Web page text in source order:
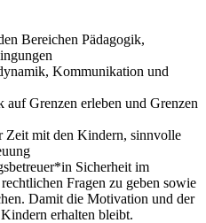
Bereichen Pädagogik,
Kommunikation und
Grenzen erleben und Grenzen
Zeit mit den Kindern, sinnvolle
Sicherheit im
Fragen zu geben sowie
Damit die Motivation und der
erhalten bleibt.